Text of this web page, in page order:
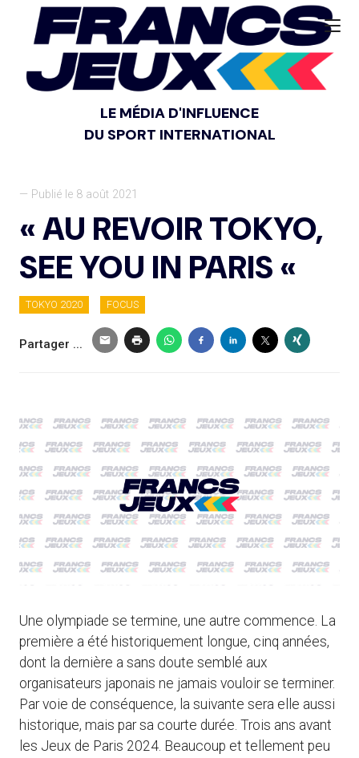
LE MÉDIA D'INFLUENCE
DU SPORT INTERNATIONAL
— Publié le 8 août 2021
« AU REVOIR TOKYO,
SEE YOU IN PARIS «
TOKYO 2020 FOCUS
Partager ...
Une olympiade se termine, une autre commence. La
première a été historiquement longue, cinq années,
dont la dernière a sans doute semblé aux
organisateurs japonais ne jamais vouloir se terminer.
Par voie de conséquence, la suivante sera elle aussi
historique, mais par sa courte durée. Trois ans avant
les Jeux de Paris 2024. Beaucoup et tellement peu